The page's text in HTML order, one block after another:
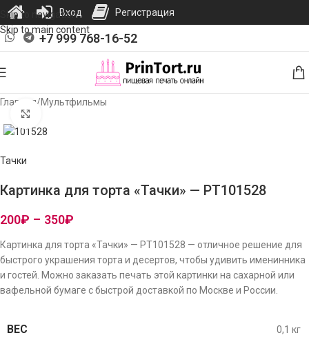
Skip to navigation
Skip to main content
+7 999 768-16-52
Главная/Мультфильмы
Тачки
Картинка для торта «Тачки» — PT101528
200₽ – 350₽
Картинка для торта «Тачки» — PT101528 — отличное решение для
быстрого украшения торта и десертов, чтобы удивить именинника
и гостей. Можно заказать печать этой картинки на сахарной или
вафельной бумаге с быстрой доставкой по Москве и России.
ВЕС 0,1 кг
Вход Регистрация